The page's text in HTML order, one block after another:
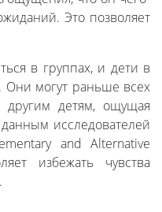
Это позволяет
в группах, и дети в
Они могут раньше всех
другим детям, ощущая
исследователей
and Alternative
избежать чувства